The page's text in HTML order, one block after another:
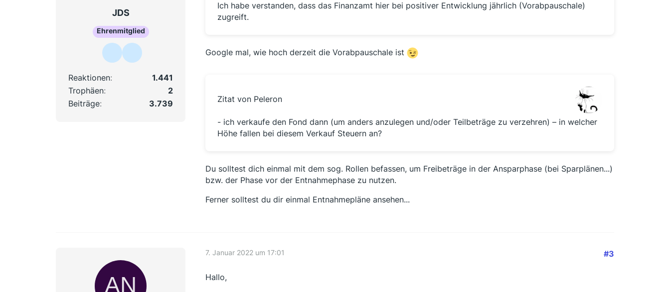
JDS
Ehrenmitglied
Reaktionen
1.441
Trophäen
2
Beiträge
3.739
Ich habe verstanden, dass das Finanzamt hier bei positiver Entwicklung jährlich (Vorabpauschale)
zugreift.
Google mal, wie hoch derzeit die Vorabpauschale ist
Zitat von Peleron
- ich verkaufe den Fond dann (um anders anzulegen und/oder Teilbeträge zu verzehren) – in welcher
Höhe fallen bei diesem Verkauf Steuern an?
Du solltest dich einmal mit dem sog. Rollen befassen, um Freibeträge in der Ansparphase (bei Sparplänen...)
bzw. der Phase vor der Entnahmephase zu nutzen.
Ferner solltest du dir einmal Entnahmepläne ansehen...
7. Januar 2022 um 17:01 #3
Hallo,